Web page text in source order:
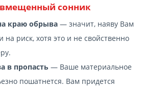
сонник
краю обрыва — значит, наяву Вам
на риск, хотя это и не свойственно
в пропасть — Ваше материальное
пошатнется. Вам придется